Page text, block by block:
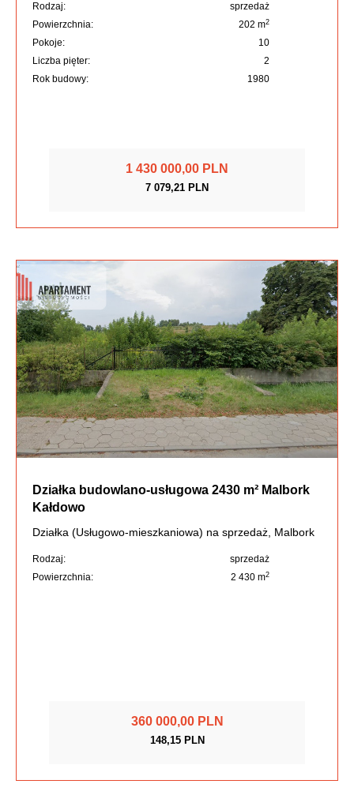
Rodzaj:
sprzedaż
Powierzchnia:
202 m2
Pokoje:
10
Liczba pięter:
2
Rok budowy:
1980
1 430 000,00 PLN
7 079,21 PLN
Działka budowlano-usługowa 2430 m² Malbork
Kałdowo
Działka (Usługowo-mieszkaniowa) na sprzedaż, Malbork
Rodzaj:
sprzedaż
Powierzchnia:
2 430 m2
360 000,00 PLN
148,15 PLN